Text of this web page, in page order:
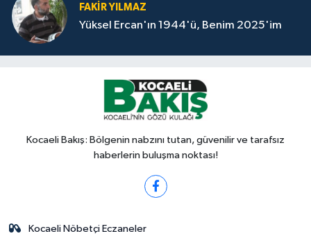
FAKİR YILMAZ
Yüksel Ercan'ın 1944'ü, Benim 2025'im
Kocaeli Bakış: Bölgenin nabzını tutan, güvenilir ve tarafsız
haberlerin buluşma noktası!
Kocaeli Nöbetçi Eczaneler